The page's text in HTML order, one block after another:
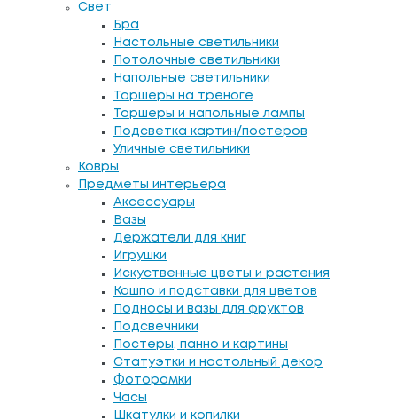
Свет
Бра
Настольные светильники
Потолочные светильники
Напольные светильники
Торшеры на треноге
Торшеры и напольные лампы
Подсветка картин/постеров
Уличные светильники
Ковры
Предметы интерьера
Аксессуары
Вазы
Держатели для книг
Игрушки
Искуственные цветы и растения
Кашпо и подставки для цветов
Подносы и вазы для фруктов
Подсвечники
Постеры, панно и картины
Статуэтки и настольный декор
Фоторамки
Часы
Шкатулки и копилки